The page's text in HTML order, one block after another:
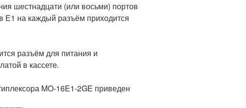
шестнадцати (или восьми) портов
Е1 на каждый разъём приходится
разъём для питания и
в кассете.
MO-16E1-2GE приведен